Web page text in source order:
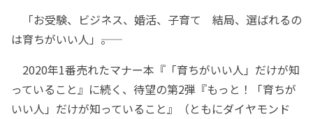
「お受験、ビジネス、婚活、子育て 結局、選ばれるの
は育ちがいい人」――。
2020年1番売れたマナー本『「育ちがいい人」だけが知
っていること』に続く、待望の第2弾『もっと！「育ちが
いい人」だけが知っていること』（ともにダイヤモンド